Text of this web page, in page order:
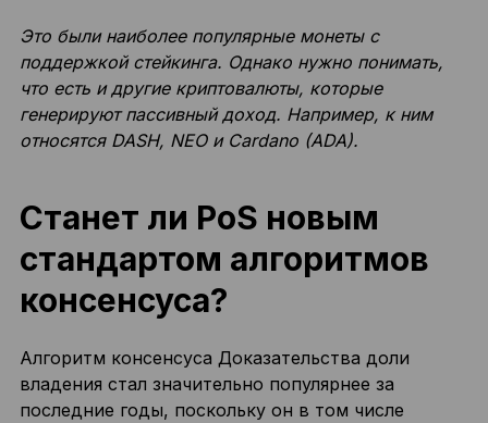
Это были наиболее популярные монеты с
поддержкой стейкинга. Однако нужно понимать,
что есть и другие криптовалюты, которые
генерируют пассивный доход. Например, к ним
относятся DASH, NEO и Cardano (ADA).
Станет ли PoS новым
стандартом алгоритмов
консенсуса?
Алгоритм консенсуса Доказательства доли
владения стал значительно популярнее за
последние годы, поскольку он в том числе